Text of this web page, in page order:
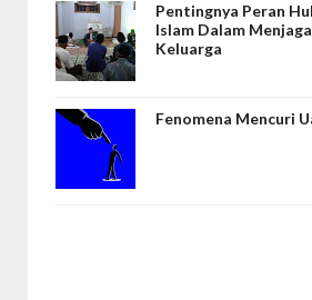
Pentingnya Peran
Islam Dalam
Keluarga
Fenomena Mencuri